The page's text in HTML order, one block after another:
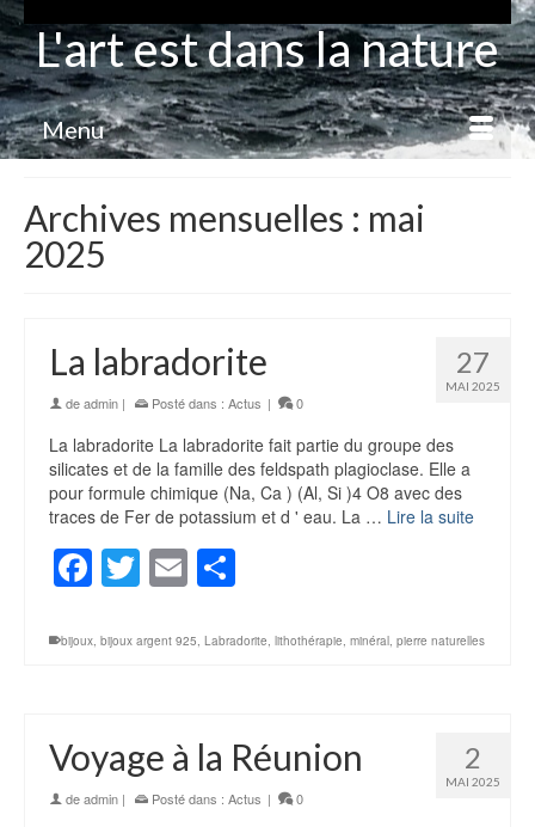
L'art est dans la nature
Menu
Archives mensuelles : mai
2025
27
MAI 2025
La labradorite
deadmin | Posté dans : Actus | 0
La labradorite La labradorite fait partie du groupe des
silicates et de la famille des feldspath plagioclase. Elle a
pour formule chimique (Na, Ca ) (Al, Si )4 O8 avec des
traces de Fer de potassium et d ' eau. La … Lire la suite
Facebook
Twitter
Email
bijoux, bijoux argent 925, Labradorite, lithothérapie, minéral, pierre naturelles
2
MAI 2025
Voyage à la Réunion
deadmin | Posté dans : Actus | 0